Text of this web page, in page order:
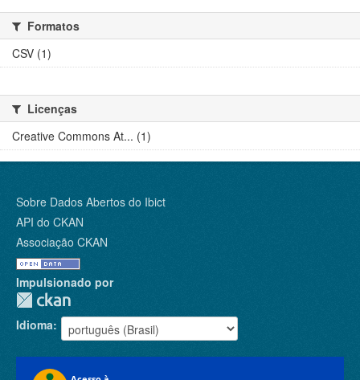
Formatos
CSV (1)
Licenças
Creative Commons At... (1)
Sobre Dados Abertos do Ibict
API do CKAN
Associação CKAN
Impulsionado por
Idioma